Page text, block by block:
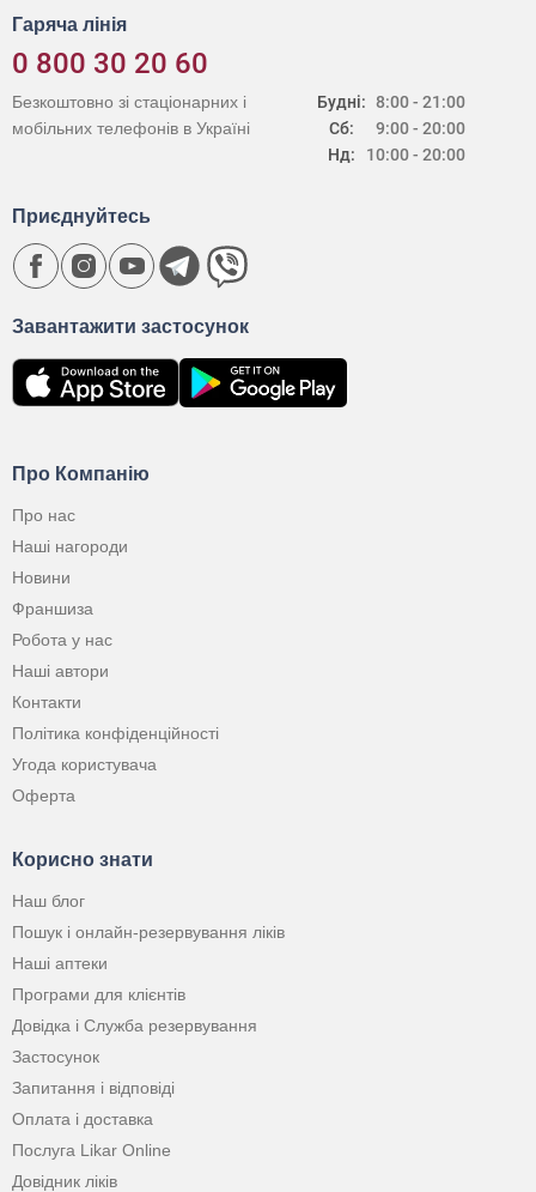
Гаряча лінія
0 800 30 20 60
Будні:
Сб:
Нд:
8:00 - 21:00
9:00 - 20:00
10:00 - 20:00
Безкоштовно зі стаціонарних і
мобільних телефонів в Україні
Про Компанію
Про нас
Наші нагороди
Новини
Франшиза
Робота у нас
Наші автори
Контакти
Політика конфіденційності
Угода користувача
Оферта
Корисно знати
Наш блог
Пошук і онлайн-резервування ліків
Наші аптеки
Програми для клієнтів
Довідка і Служба резервування
Застосунок
Запитання і відповіді
Оплата і доставка
Послуга Likar Online
Довідник ліків
Завантажити застосунок
Приєднуйтесь